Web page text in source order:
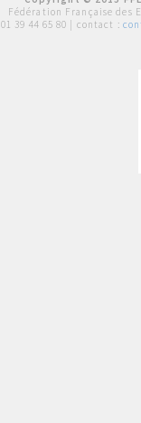
Fédération Française des
01 39 44 65 80 | contact :